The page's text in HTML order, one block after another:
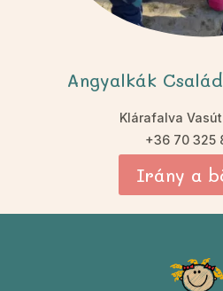
Angyalkák
Klárafalva
+36 70 325
Irány a